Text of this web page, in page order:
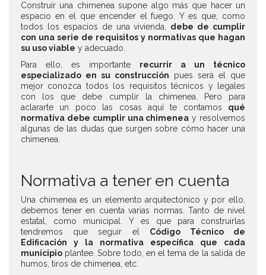
Construir una chimenea supone algo más que hacer un
espacio en el que encender el fuego. Y es que, como
todos los espacios de una vivienda, debe de cumplir
con una serie de requisitos y normativas que hagan
su uso viable y adecuado.
Para ello, es importante recurrir a un técnico
especializado en su construcción pues será el que
mejor conozca todos los requisitos técnicos y legales
con los que debe cumplir la chimenea. Pero para
aclararte un poco las cosas aquí te contamos qué
normativa debe cumplir una chimenea y resolvemos
algunas de las dudas que surgen sobre cómo hacer una
chimenea.
Normativa a tener en cuenta
Una chimenea es un elemento arquitectónico y por ello,
debemos tener en cuenta varias normas. Tanto de nivel
estatal, como municipal. Y es que para construirlas
tendremos que seguir el Código Técnico de
Edificación y la normativa específica que cada
municipio plantee. Sobre todo, en el tema de la salida de
humos, tiros de chimenea, etc.